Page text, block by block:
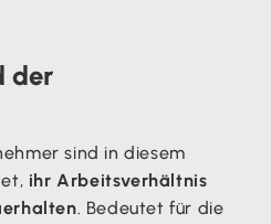
der
sind in diesem
ihr Arbeitsverhältnis
. Bedeutet für die